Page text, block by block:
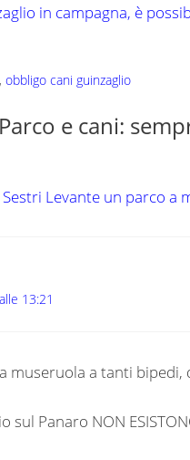
in campagna, è
,obbligo cani guinzaglio
e cani:
Levante un parco a
13:21
museruola a tanti
Panaro NON ESISTONO